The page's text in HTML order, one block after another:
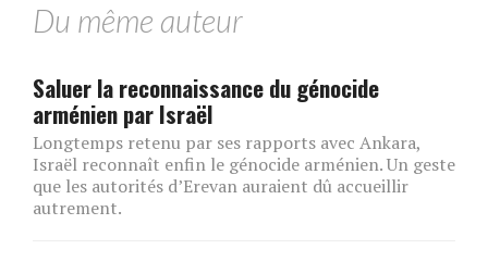
Du même auteur
Saluer la reconnaissance du génocide
arménien par Israël
Longtemps retenu par ses rapports avec Ankara,
Israël reconnaît enfin le génocide arménien. Un geste
que les autorités d’Erevan auraient dû accueillir
autrement.